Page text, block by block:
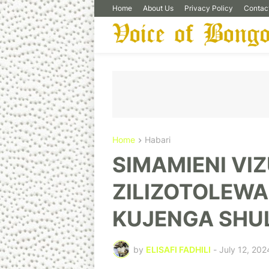
Home About Us Privacy Policy
Home Habari
SIMAMIENI
KUJENGA
by ELISAFI FADHILI - July 12,